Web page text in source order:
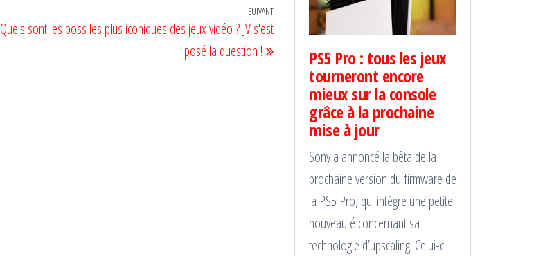
Article
suivant
SUIVANT
Quels sont les boss les plus iconiques des jeux vidéo ? JV s'est
posé la question !
PS5 Pro : tous les jeux
tourneront encore
mieux sur la console
grâce à la prochaine
mise à jour
Sony a annoncé la bêta de la
prochaine version du firmware de
la PS5 Pro, qui intègre une petite
nouveauté concernant sa
technologie d’upscaling. Celui-ci